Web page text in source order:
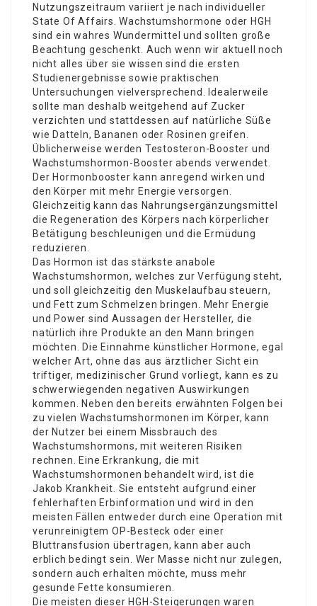
Nutzungszeitraum variiert je nach individueller
State Of Affairs. Wachstumshormone oder HGH
sind ein wahres Wundermittel und sollten große
Beachtung geschenkt. Auch wenn wir aktuell noch
nicht alles über sie wissen sind die ersten
Studienergebnisse sowie praktischen
Untersuchungen vielversprechend. Idealerweile
sollte man deshalb weitgehend auf Zucker
verzichten und stattdessen auf natürliche Süße
wie Datteln, Bananen oder Rosinen greifen.
Üblicherweise werden Testosteron-Booster und
Wachstumshormon-Booster abends verwendet.
Der Hormonbooster kann anregend wirken und
den Körper mit mehr Energie versorgen.
Gleichzeitig kann das Nahrungsergänzungsmittel
die Regeneration des Körpers nach körperlicher
Betätigung beschleunigen und die Ermüdung
reduzieren.
Das Hormon ist das stärkste anabole
Wachstumshormon, welches zur Verfügung steht,
und soll gleichzeitig den Muskelaufbau steuern,
und Fett zum Schmelzen bringen. Mehr Energie
und Power sind Aussagen der Hersteller, die
natürlich ihre Produkte an den Mann bringen
möchten. Die Einnahme künstlicher Hormone, egal
welcher Art, ohne das aus ärztlicher Sicht ein
triftiger, medizinischer Grund vorliegt, kann es zu
schwerwiegenden negativen Auswirkungen
kommen. Neben den bereits erwähnten Folgen bei
zu vielen Wachstumshormonen im Körper, kann
der Nutzer bei einem Missbrauch des
Wachstumshormons, mit weiteren Risiken
rechnen. Eine Erkrankung, die mit
Wachstumshormonen behandelt wird, ist die
Jakob Krankheit. Sie entsteht aufgrund einer
fehlerhaften Erbinformation und wird in den
meisten Fällen entweder durch eine Operation mit
verunreinigtem OP-Besteck oder einer
Bluttransfusion übertragen, kann aber auch
erblich bedingt sein. Wer Masse nicht nur zulegen,
sondern auch erhalten möchte, muss mehr
gesunde Fette konsumieren.
Die meisten dieser HGH-Steigerungen waren